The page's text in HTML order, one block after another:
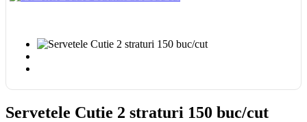
Servetele Cutie 2 straturi 150 buc/cut